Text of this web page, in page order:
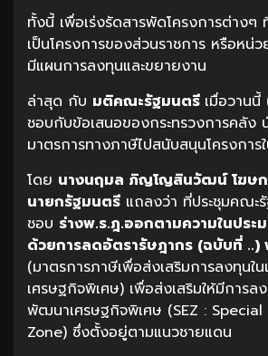
ทั้งนี้ เพื่อเร่งรัดสารพัดโครงการต่างๆ
เป็นโครงการของส่วนราชการ หรือหน่
มีแผนการลงทุนและขยายงาน
ล่าสุด กับ มติคณะรัฐมนตรี เมื่อวานนี้
ชอบกับข้อเสนอของกระทรวงการคลัง
มาตรการทางภาษีไปสนับสนุนโครงกา
โดย นางนฤมล ภิญโญสินวัฒน์ โฆษก
นายกรัฐมนตรี แถลงว่า ที่ประชุมคณะ
ชอบ ร่างพ.ร.ฎ.ออกตามความในประ
ด้วยการลดอัตรารัษฎากร (ฉบับที่ ..)
(มาตรการภาษีเพื่อส่งเสริมการลงทุนใ
เศรษฐกิจพิเศษ) เพื่อส่งเสริมให้มีการล
พัฒนาเศรษฐกิจพิเศษ (SEZ : Special
Zone) ซึ่งตั้งอยู่ตามแนวชายแดน